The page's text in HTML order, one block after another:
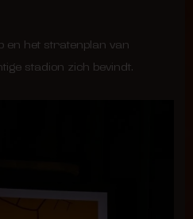
en het stratenplan van
stadion zich bevindt.